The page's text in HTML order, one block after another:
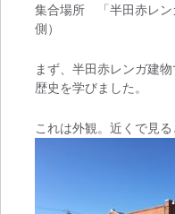
集合場所 「半田赤レン
側）
まず、半田赤レンガ建
歴史を学びました。
これは外観。近くで見る